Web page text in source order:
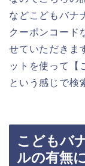
などこどもバナ
クーポンコード
せていただきま
ットを使って【
という感じで検
こどもバ
ルの有無